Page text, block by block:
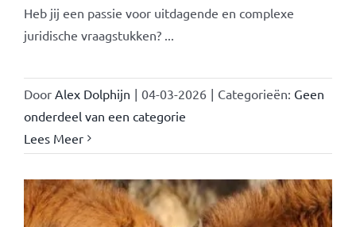
Heb jij een passie voor uitdagende en complexe
juridische vraagstukken? ...
Door Alex Dolphijn | 04-03-2026 | Categorieën: Geen
onderdeel van een categorie
Lees Meer